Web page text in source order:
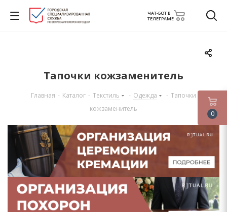
ЧАТ-БОТ В
ТЕЛЕГРАМЕ
Тапочки кожзаменитель
Главная - Каталог - Текстиль - Одежда - Тапочки
кожзаменитель
0